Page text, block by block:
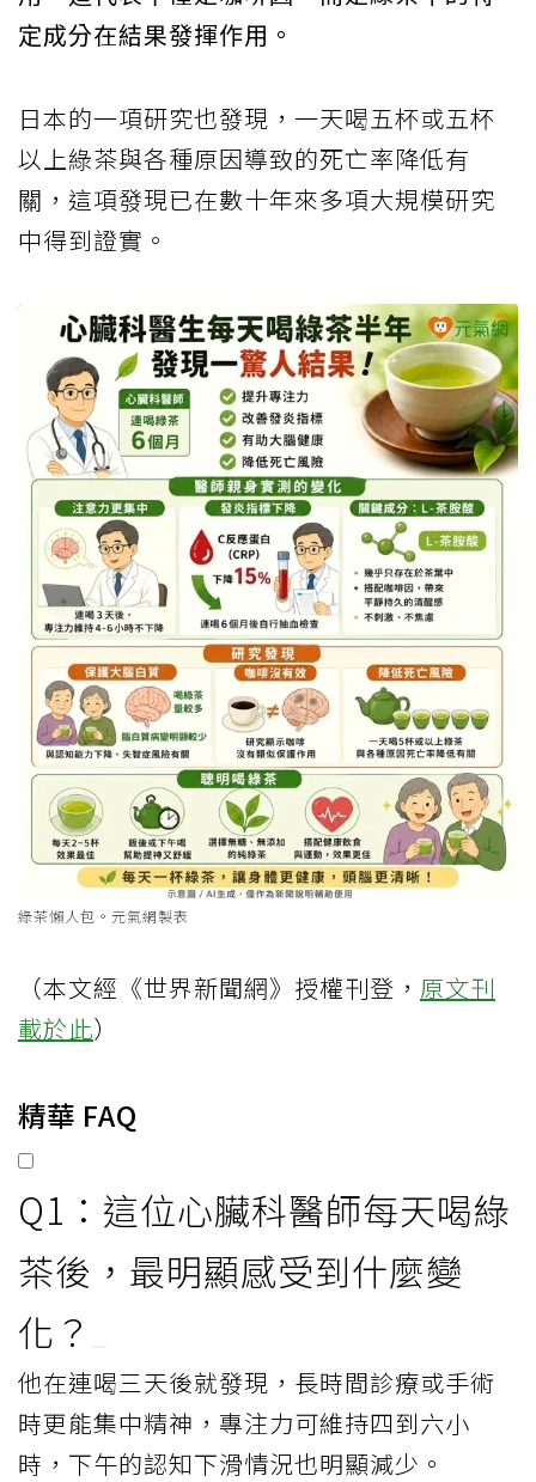
定成分在結果發揮作用。
日本的一項研究也發現，一天喝五杯或五杯
以上綠茶與各種原因導致的死亡率降低有
關，這項發現已在數十年來多項大規模研究
中得到證實。
綠茶懶人包。元氣網製表
（本文經《世界新聞網》授權刊登， 原文刊
載於此）
精華 FAQ
Q1：這位心臟科醫師每天喝綠
茶後，最明顯感受到什麼變
化？
他在連喝三天後就發現，長時間診療或手術
時更能集中精神，專注力可維持四到六小
時，下午的認知下滑情況也明顯減少。